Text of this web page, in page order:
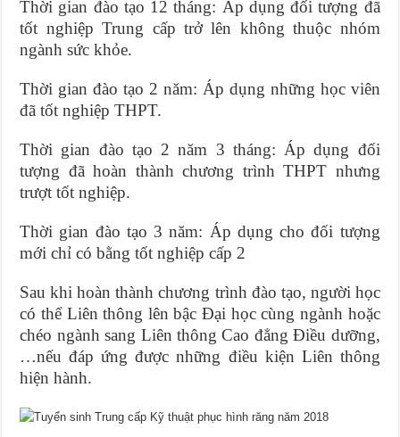
Thời gian đào tạo 12 tháng: Áp dụng đối tượng đã
tốt nghiệp Trung cấp trở lên không thuộc nhóm
ngành sức khỏe.
Thời gian đào tạo 2 năm: Áp dụng những học viên
đã tốt nghiệp THPT.
Thời gian đào tạo 2 năm 3 tháng: Áp dụng đối
tượng đã hoàn thành chương trình THPT nhưng
trượt tốt nghiệp.
Thời gian đào tạo 3 năm: Áp dụng cho đối tượng
mới chỉ có bằng tốt nghiệp cấp 2
Sau khi hoàn thành chương trình đào tạo, người học
có thể Liên thông lên bậc Đại học cùng ngành hoặc
chéo ngành sang Liên thông Cao đẳng Điều dưỡng,
…nếu đáp ứng được những điều kiện Liên thông
hiện hành.